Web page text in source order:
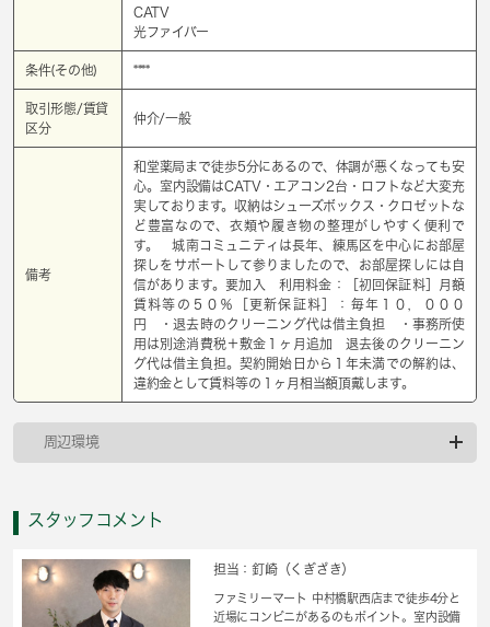
CATV
光ファイバー
条件(その他) ****
取引形態/賃貸
区分
仲介/一般
備考
和堂薬局まで徒歩5分にあるので、体調が悪くなっても安
心。室内設備はCATV・エアコン2台・ロフトなど大変充
実しております。収納はシューズボックス・クロゼットな
ど豊富なので、衣類や履き物の整理がしやすく便利で
す。 城南コミュニティは長年、練馬区を中心にお部屋
探しをサポートして参りましたので、お部屋探しには自
信があります。要加入 利用料金：［初回保証料］月額
賃料等の５０％［更新保証料］：毎年１０，０００
円 ・退去時のクリーニング代は借主負担 ・事務所使
用は別途消費税＋敷金１ヶ月追加 退去後のクリーニン
グ代は借主負担。契約開始日から１年未満での解約は、
違約金として賃料等の１ヶ月相当額頂戴します。
周辺環境
スタッフコメント
担当：釘崎（くぎざき）
ファミリーマート 中村橋駅西店まで徒歩4分と
近場にコンビニがあるのもポイント。室内設備